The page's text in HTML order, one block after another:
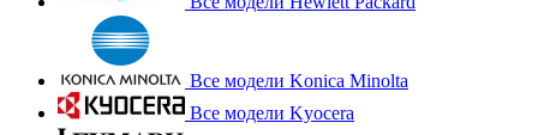
Все модели Konica Minolta
Все модели Kyocera